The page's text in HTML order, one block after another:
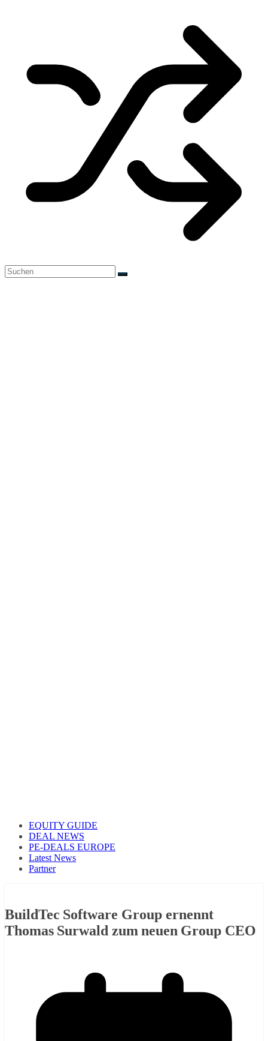
EQUITY GUIDE
DEAL NEWS
PE-DEALS EUROPE
Latest News
Partner
BuildTec Software Group ernennt
Thomas Surwald zum neuen Group CEO